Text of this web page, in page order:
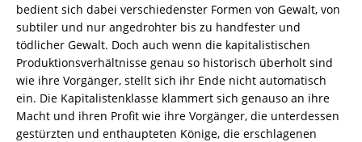
bedient sich dabei verschiedenster Formen von Gewalt, von
subtiler und nur angedrohter bis zu handfester und
tödlicher Gewalt. Doch auch wenn die kapitalistischen
Produktionsverhältnisse genau so historisch überholt sind
wie ihre Vorgänger, stellt sich ihr Ende nicht automatisch
ein. Die Kapitalistenklasse klammert sich genauso an ihre
Macht und ihren Profit wie ihre Vorgänger, die unterdessen
gestürzten und enthaupteten Könige, die erschlagenen